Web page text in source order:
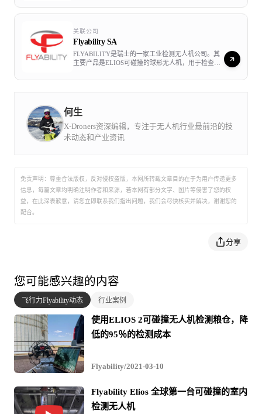
惊人潜力，超出想象，在此之前这些应用是很难实现
甚至不可能实现的。
关联公司
Flyability SA
FLYABILITY是瑞士的一家工业检测无人机公司。其
主要产品是ELIOS可碰撞的球形无人机，用于检查无
化工，海事行业，公共设施，特检，公共安全等行
人机，它使工业公司和检验员可以减少停机时间，检
验成本和对工人的风险。 Flyability在50多个国家/地
区的发电，石油和天然气，化工，海事，基础设施和
公共事业以及公共安全领域拥有数百名客户，
Flyability处于业界前沿并继续引领商业室内无人机领
何生
X-Droners资深编辑，专注于无人机行业最前沿的技
术动态和产业资讯
免责声明：尊重合法版权，反对侵权盗版，本网所转载文章目的在于为用户传递更多
信息，每篇文章均明确注明作者和来源，若本网有部分文字、图片等侵害了您的权
益，在此深表歉意，请您立即联系我们指出问题，我们会尽快核实并解决，谢谢您的
配合。
分享
您可能感兴趣的内容
飞行力Flyability动态 行业案例
使用ELIOS 2可碰撞无人机检测粮仓，降
低的95％的检测成本
Flyability/2021-03-10
Flyability Elios 全球第一台可碰撞的室内
检测无人机